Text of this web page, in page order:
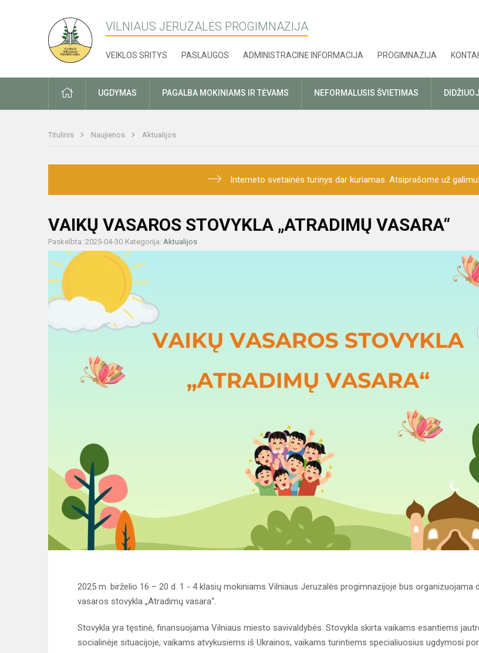
VILNIAUS JERUZALĖS PROGIMNAZIJA
VEIKLOS SRITYS PASLAUGOS ADMINISTRACINĖ INFORMACIJA PROGIMNAZIJA
PRADŽIAUGDYMAS PAGALBA MOKINIAMS IR TĖVAMS NEFORMALUSIS ŠVIETIMAS
Titulinis Naujienos Aktualijos
Interneto svetainės turinys dar kuriamas. Atsiprašome už
VAIKŲ VASAROS STOVYKLA „ATRADIMŲ VASARA“
Paskelbta: 2025-04-30 Kategorija: Aktualijos
2025 m. birželio 16 – 20 d. 1 - 4 klasių mokiniams Vilniaus Jeruzalės progimnazijoje bus organizuojama
vasaros stovykla „Atradimų vasara“.
Stovykla yra tęstinė, finansuojama Vilniaus miesto savivaldybės. Stovykla skirta vaikams esantiems
socialinėje situacijoje, vaikams atvykusiems iš Ukrainos, vaikams turintiems specialiuosius ugdymosi